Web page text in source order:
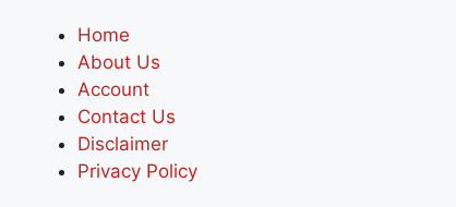
Home
About Us
Account
Contact Us
Disclaimer
Privacy Policy